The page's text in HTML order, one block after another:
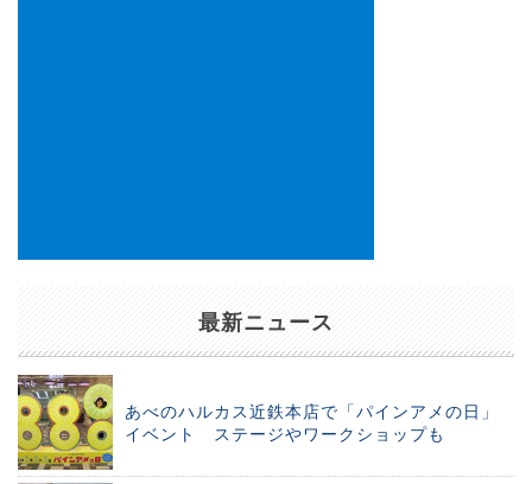
最新ニュース
あべのハルカス近鉄本店で「パインアメの日」
イベント ステージやワークショップも